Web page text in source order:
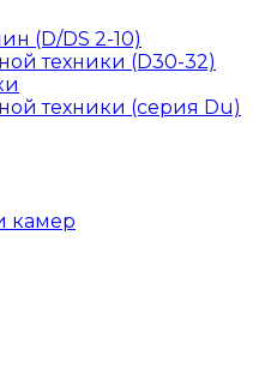
(D/DS 2-10)
техники (D30-32)
техники (серия Du)
камер